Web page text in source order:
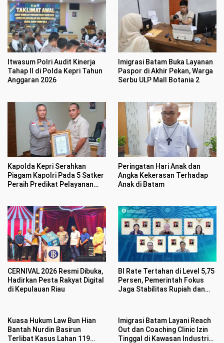
Itwasum Polri Audit Kinerja
Tahap II di Polda Kepri Tahun
Anggaran 2026
Imigrasi Batam Buka Layanan
Paspor di Akhir Pekan, Warga
Serbu ULP Mall Botania 2
Kapolda Kepri Serahkan
Piagam Kapolri Pada 5 Satker
Peraih Predikat Pelayanan
Peringatan Hari Anak dan
Angka Kekerasan Terhadap
Anak di Batam
CERNIVAL 2026 Resmi Dibuka,
Hadirkan Pesta Rakyat Digital
di Kepulauan Riau
BI Rate Tertahan di Level 5,75
Persen, Pemerintah Fokus
Jaga Stabilitas Rupiah dan
Kuasa Hukum Law Bun Hian
Bantah Nurdin Basirun
Terlibat Kasus Lahan 119
Imigrasi Batam Layani Reach
Out dan Coaching Clinic Izin
Tinggal di Kawasan Industri